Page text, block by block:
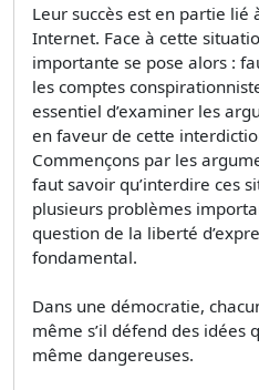
Leur succès est en partie
Internet. Face à cette
importante se pose alors :
les comptes
essentiel d’examiner les
en faveur de cette
Commençons par les
faut savoir qu’interdire ces
plusieurs problèmes
question de la liberté
fondamental.
Dans une démocratie,
même s’il défend des idées
même dangereuses.